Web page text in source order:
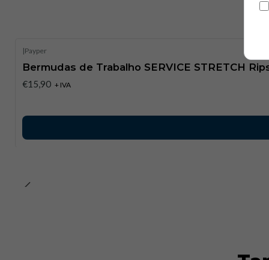
|Payper
Bermudas de Trabalho SERVICE STRETCH
€15,90 + IVA